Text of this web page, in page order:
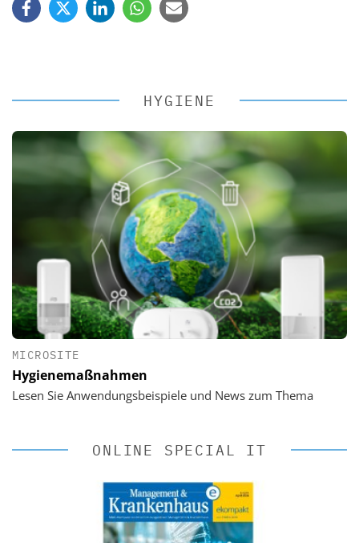
HYGIENE
MICROSITE
Hygienemaßnahmen
Lesen Sie Anwendungsbeispiele und News zum Thema
ONLINE SPECIAL IT